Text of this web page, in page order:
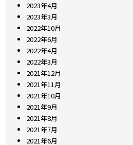
2023年4月
2023年3月
2022年10月
2022年6月
2022年4月
2022年3月
2021年12月
2021年11月
2021年10月
2021年9月
2021年8月
2021年7月
2021年6月